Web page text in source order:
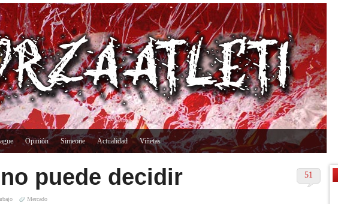
Opinión Simeone Actualidad Viñetas
51
puede decidir
Mercado